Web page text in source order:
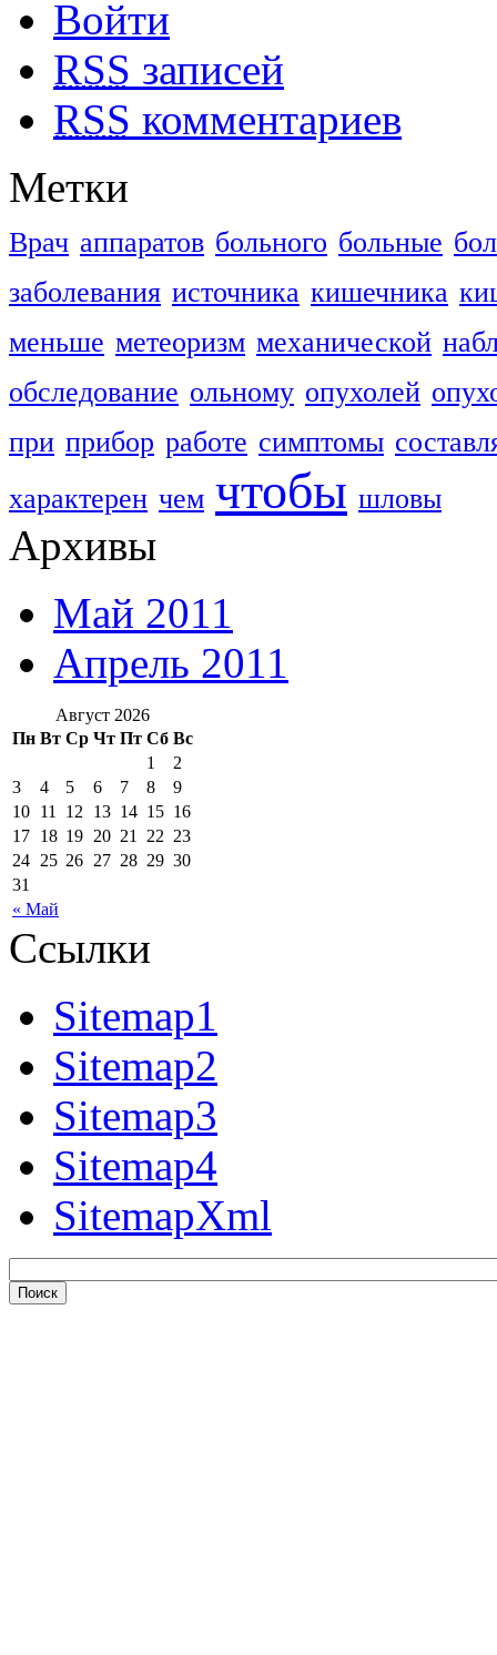
Войти
RSS записей
RSS комментариев
Метки
Врач аппаратов больного больные
заболевания источника кишечника
меньше метеоризм механической
обследование ольному опухолей
при прибор работе симптомы
характерен чем чтобы шловы
Архивы
Май 2011
Апрель 2011
Август 2026
Пн Вт Ср Чт Пт Сб Вс
« Май
1
2
3
4 5 6 7 8
9
10 11 12 13 14 15 16
17 18 19 20 21 22 23
24 25 26 27 28 29 30
31
Ссылки
Sitemap1
Sitemap2
Sitemap3
Sitemap4
SitemapXml